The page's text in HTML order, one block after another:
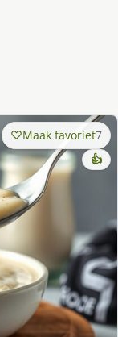
Maak favoriet7
👍